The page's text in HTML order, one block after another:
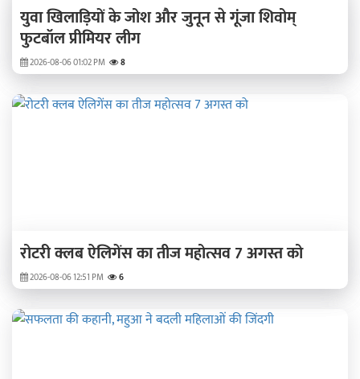
युवा खिलाड़ियों के जोश और जुनून से गूंजा शिवोम्
फुटबॉल प्रीमियर लीग
2026-08-06 01:02 PM 8
रोटरी क्लब ऐलिगेंस का तीज महोत्सव 7 अगस्त को
2026-08-06 12:51 PM 6